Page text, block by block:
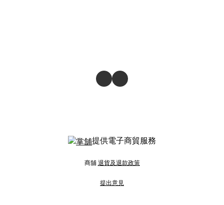
提供電子商貿服務
商舖 退貨及退款政策
提出意見